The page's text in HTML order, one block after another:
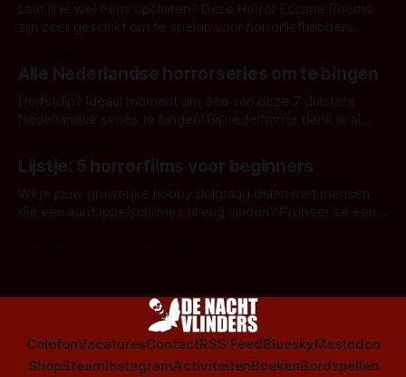
Laat jij je wel eens opsluiten? Deze Horror Escape Rooms
zijn zeer geschikt om te spelen voor horrorliefhebbers.
Alle Nederlandse horrorseries om te bingen
Herfstdip? Ideaal moment om één van deze 7 duistere
Nederlandse series te bingen! Bij nederhorror denk je al
Amsterdamned of The Johnsons. Maar Nederlandse horror
is niet beperkt tot films. Hier een aantal Nederlandse tv-
series uit het duistere of horrorgenre. Als
Lijstje: 5 horrorfilms voor beginners
Wil je jouw gruwelijke hobby dolgraag delen met mensen
die een aardappelschilmes al eng vinden? Probeer ze eens
ColofonVacaturesContactRSS FeedBlueskyMastodon
ShopSteamInstagramActiviteitenBoekenBordspellen